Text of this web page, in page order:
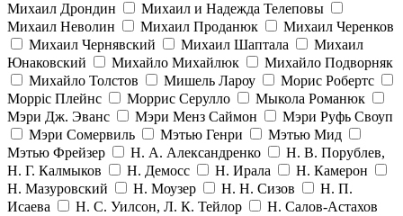
Михаил Дрондин
Михаил и Надежда Телеповы
Михаил Неволин
Михаил Проданюк
Михаил Черенков
Михаил Чернявский
Михаил Шаптала
Михаил
Юнаковский
Михайло Михайлюк
Михайло Подворняк
Михайло Толстов
Мишель Лароу
Морис Робертс
Морріс Плейнс
Моррис Серулло
Мыкола Романюк
Мэри Дж. Эванс
Мэри Менз Саймон
Мэри Руфь Своуп
Мэри Сомервиль
Мэтью Генри
Мэтью Мид
Мэтью Фрейзер
Н. А. Александренко
Н. В. Порублев,
Н. Г. Калмыков
Н. Демосс Н. Ирала
Н. Камерон
Н. Мазуровский
Н. Моузер Н. Н. Сизов
Н. П.
Исаева
Н. С. Уилсон, Л. К. Тейлор
Н. Салов-Астахов